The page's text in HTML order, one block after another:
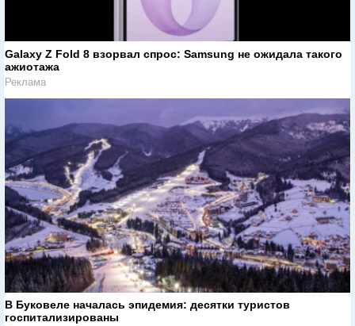
Galaxy Z Fold 8 взорвал спрос: Samsung не ожидала такого
ажиотажа
Реклама
В Буковеле началась эпидемия: десятки туристов
госпитализированы